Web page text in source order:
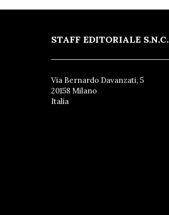
STAFF EDITORIALE S.N.C.
Via Bernardo Davanzati, 5
20158 Milano
Italia